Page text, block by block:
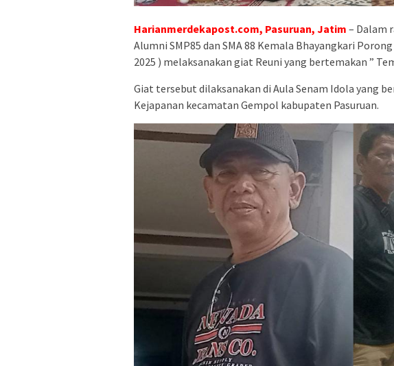
Harianmerdekapost.com, Pasuruan, Jatim – Dalam
Alumni SMP85 dan SMA 88 Kemala Bhayangkari
2025 ) melaksanakan giat Reuni yang bertemakan ”
Giat tersebut dilaksanakan di Aula Senam Idola yang
Kejapanan kecamatan Gempol kabupaten Pasuruan.